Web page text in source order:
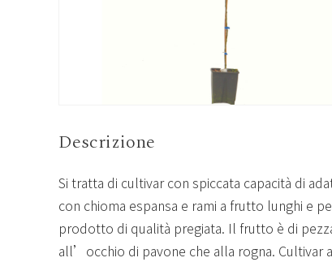
Descrizione
Si tratta di cultivar con spiccata capacità di
con chioma espansa e rami a frutto lunghi e
prodotto di qualità pregiata. Il frutto è di
all’occhio di pavone che alla rogna. Cultivar